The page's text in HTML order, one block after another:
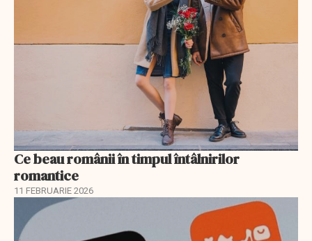
Ce beau românii în timpul întâlnirilor
romantice
11 FEBRUARIE 2026